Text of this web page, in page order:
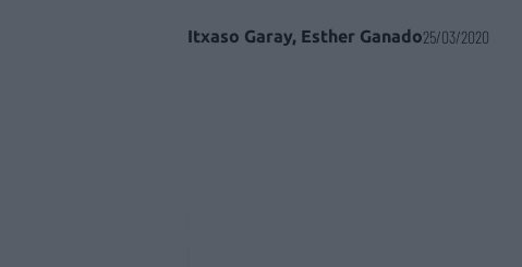
Itxaso Garay, Esther Ganado25/03/2020